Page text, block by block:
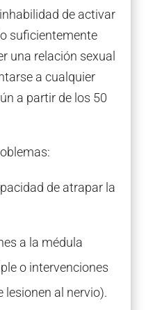
de activar
suficientemente
una relación sexual
a cualquier
a partir de los 50
de atrapar la
a la médula
o intervenciones
lesionen al nervio).